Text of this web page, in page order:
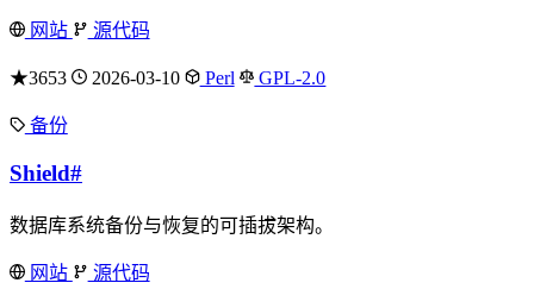
网站 源代码
★3653 2026-03-10 Perl GPL-2.0
备份
Shield#
数据库系统备份与恢复的可插拔架构。
网站 源代码